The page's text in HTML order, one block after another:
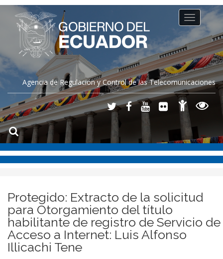
Agencia de Regulación y Control de las Telecomunicaciones
Toggle
navigation
Protegido: Extracto de la solicitud
para Otorgamiento del título
habilitante de registro de Servicio de
Acceso a Internet: Luis Alfonso
Illicachi Tene